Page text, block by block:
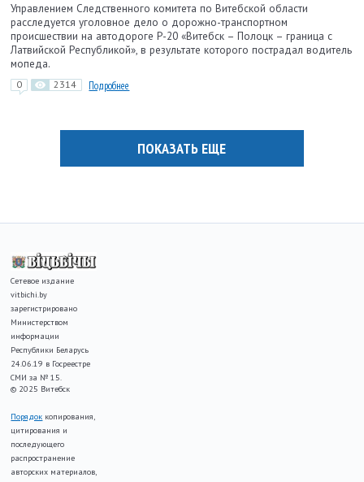
Управлением Следственного комитета по Витебской области
расследуется уголовное дело о дорожно-транспортном
происшествии на автодороге Р-20 «Витебск – Полоцк – граница с
Латвийской Республикой», в результате которого пострадал водитель
мопеда.
0 2314 Подробнее
ПОКАЗАТЬ ЕЩЕ
Сетевое издание
vitbichi.by
зарегистрировано
Министерством
информации
Республики Беларусь
24.06.19 в Госреестре
СМИ за № 15.
© 2025 Витебск
Порядок копирования,
цитирования и
последующего
распространение
авторских материалов,